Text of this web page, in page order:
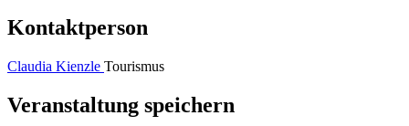
Kontaktperson
Claudia Kienzle Tourismus
Veranstaltung speichern